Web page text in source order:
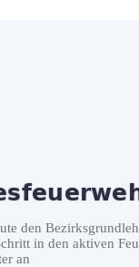
den
in den aktiven
an